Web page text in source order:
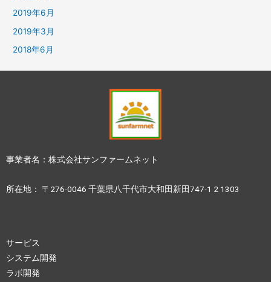
2019年6月
2019年3月
2018年6月
事業者名：株式会社サンファームネット
所在地： 〒276-0046 千葉県八千代市大和田新田747-1 2 1303
サービス
システム開発
ラボ開発